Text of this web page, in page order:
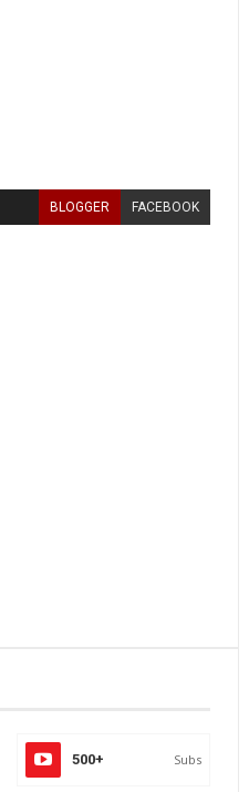
BLOGGER FACEBOOK
500+ Subs